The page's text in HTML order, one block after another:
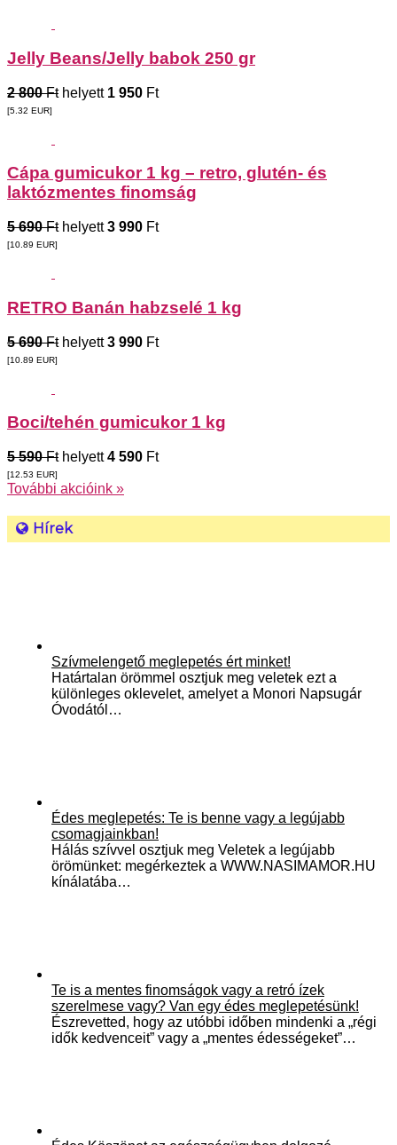
Jelly Beans/Jelly babok 250 gr
2 800 Fthelyett 1 950 Ft
[5.32 EUR]
Cápa gumicukor 1 kg – retro, glutén- és
laktózmentes finomság
5 690 Fthelyett3 990 Ft
[10.89 EUR]
RETRO Banán habzselé 1 kg
5 690 Fthelyett3 990 Ft
[10.89 EUR]
Boci/tehén gumicukor 1 kg
5 590 Fthelyett4 590 Ft
[12.53 EUR]
További akcióink »
Hírek
Szívmelengető meglepetés ért minket!
Határtalan örömmel osztjuk meg veletek ezt a
különleges oklevelet, amelyet a Monori Napsugár
Óvodától…
Édes meglepetés: Te is benne vagy a legújabb
csomagjainkban!
Hálás szívvel osztjuk meg Veletek a legújabb
örömünket: megérkeztek a WWW.NASIMAMOR.HU
kínálatába…
Te is a mentes finomságok vagy a retró ízek
szerelmese vagy? Van egy édes meglepetésünk!
Észrevetted, hogy az utóbbi időben mindenki a „régi
idők kedvenceit” vagy a „mentes édességeket”…